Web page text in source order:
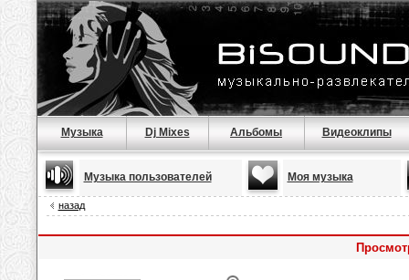
Музыка Dj Mixes Альбомы Видеоклипы
Музыка пользователей Моя музыка
назад